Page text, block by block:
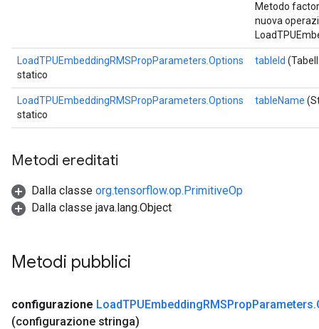
Metodo
nuova
LoadTPUEmbeddingRMSPropParameters.Options
statico
tableId
LoadTPUEmbeddingRMSPropParameters.Options
statico
tableName
Metodi ereditati
Dalla classe org.tensorflow.op.PrimitiveOp
Dalla classe java.lang.Object
Metodi pubblici
configurazione LoadTPUEmbeddingRMSPropParameters.
(configurazione stringa)